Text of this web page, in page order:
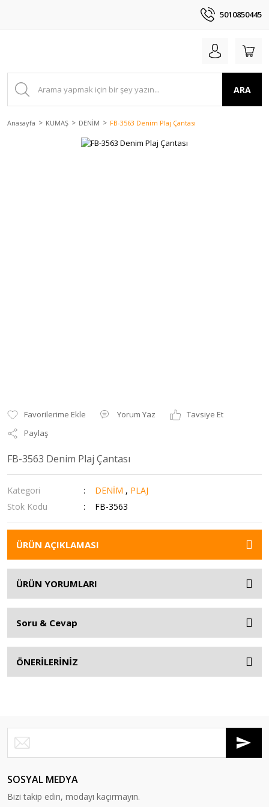
5010850445
ARA
Anasayfa KUMAŞ DENİM FB-3563 Denim Plaj Çantası
Yorum Yaz
Tavsiye Et
Paylaş
FB-3563 Denim Plaj Çantası
Kategori DENİM , PLAJ
Stok Kodu
FB-3563
ÜRÜN AÇIKLAMASI
ÜRÜN YORUMLARI
Soru & Cevap
ÖNERİLERİNİZ
SOSYAL MEDYA
Bizi takip edin, modayı kaçırmayın.